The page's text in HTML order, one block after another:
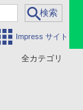
Impress サイト
全カテゴリ